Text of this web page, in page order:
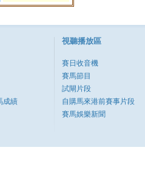
成績
視聽播放區
賽日收音機
賽馬節目
試閘片段
自購馬來港前賽事片段
賽馬娛樂新聞